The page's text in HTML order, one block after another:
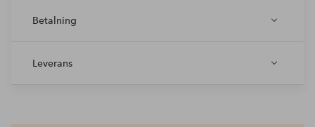
Betalning
Leverans